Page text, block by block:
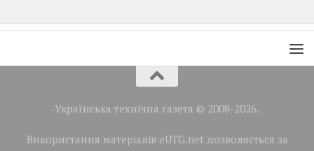
Українська технічна газета © 2008-2026.
Використання матеріалів eUTG.net дозволяється за